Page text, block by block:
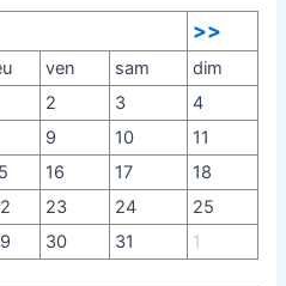
>>
ven sam
dim
2 3
4
9 10
11
16 17
18
23 24
25
30 31 1